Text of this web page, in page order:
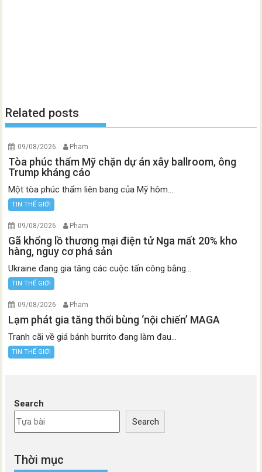
Related posts
09/08/2026 Pham
Tòa phúc thẩm Mỹ chặn dự án xây ballroom, ông
Trump kháng cáo
Một tòa phúc thẩm liên bang của Mỹ hôm...
TIN THẾ GIỚI
09/08/2026 Pham
Gã khổng lồ thương mại điện tử Nga mất 20% kho
hàng, nguy cơ phá sản
Ukraine đang gia tăng các cuộc tấn công bằng...
TIN THẾ GIỚI
09/08/2026 Pham
Lạm phát gia tăng thổi bùng ‘nội chiến’ MAGA
Tranh cãi về giá bánh burrito đang làm đau...
TIN THẾ GIỚI
Search
Search
Thời mục